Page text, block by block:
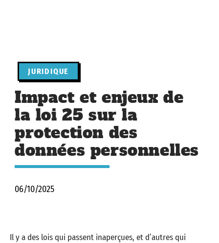
JURIDIQUE
Impact et enjeux de
la loi 25 sur la
protection des
données personnelles
06/10/2025
Il y a des lois qui passent inaperçues, et d’autres qui